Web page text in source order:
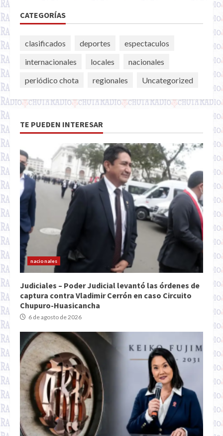
CATEGORÍAS
clasificados deportes
espectaculos
internacionales
locales
nacionales
periódico chota
regionales Uncategorized
TE PUEDEN INTERESAR
nacionales
Judiciales – Poder Judicial levantó las órdenes de
captura contra Vladimir Cerrón en caso Circuito
Chupuro-Huasicancha
6 de agosto de 2026